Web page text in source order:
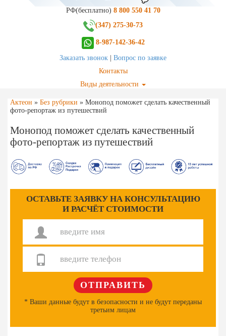
РФ(бесплатно) 8 800 550 41 70
(347) 275-30-73
8-987-142-36-42
Заказать звонок
Вопрос по заявке
Контакты
Виды деятельности
Актеон » Без рубрики » Монопод поможет сделать качественный
фото-репортаж из путешествий
Монопод поможет сделать качественный
фото-репортаж из путешествий
ОСТАВЬТЕ ЗАЯВКУ НА КОНСУЛЬТАЦИЮ
И РАСЧЁТ СТОИМОСТИ
* Ваши данные будут в безопасности и не будут переданы
третьим лицам